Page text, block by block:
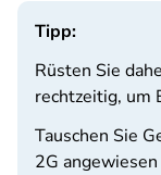
Tipp:
Rüsten Sie
rechtzeitig, um
Tauschen Sie
2G